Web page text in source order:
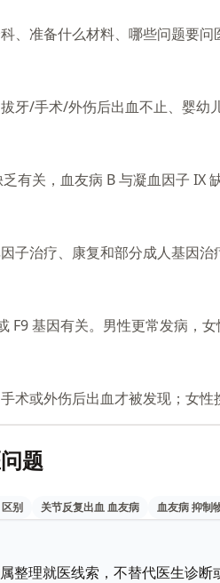
、准备什么材料、哪些问题要问
牙/手术/外伤后出血不止、婴
有关，血友病 B 与凝血因子
子治疗、康复和部分成人基因
F9 基因有关。男性更常发病，
术或外伤后出血才被发现；女
题
别 关节反复出血 血友病 血友病 抑制
整理就医线索，不替代医生诊